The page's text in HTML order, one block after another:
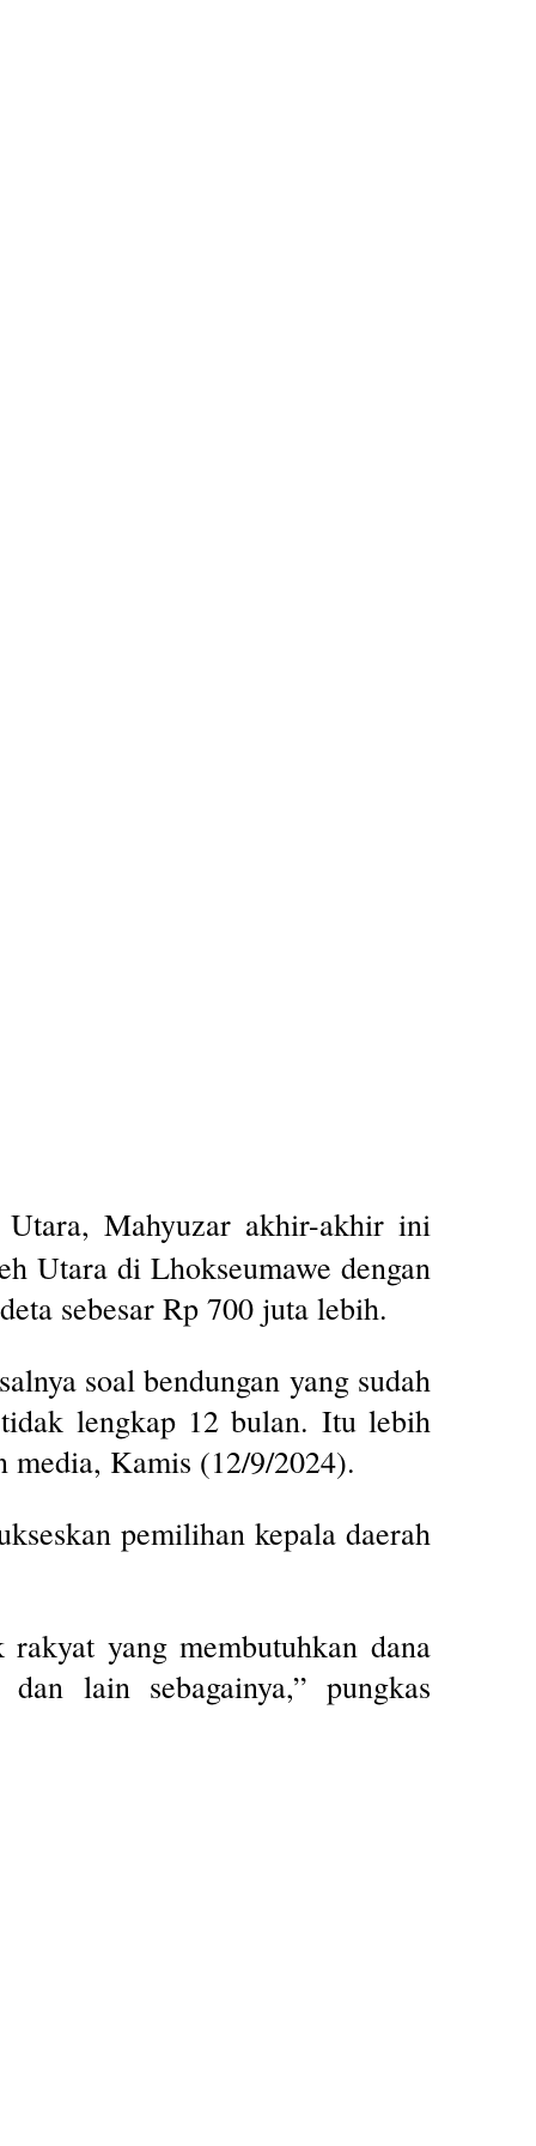
Mahyuzar akhir-akhir ini
Utara di Lhokseumawe dengan
sebesar Rp 700 juta lebih.
soal bendungan yang sudah
lengkap 12 bulan. Itu lebih
media, Kamis (12/9/2024).
pemilihan kepala daerah
yang membutuhkan dana
lain sebagainya,” pungkas